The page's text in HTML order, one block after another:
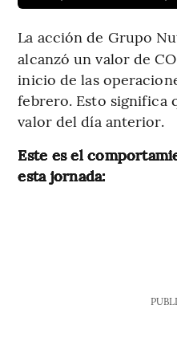
La acción de Grupo
alcanzó un valor de
inicio de las
febrero. Esto significa
valor del día anterior.
Este es el
esta jornada: